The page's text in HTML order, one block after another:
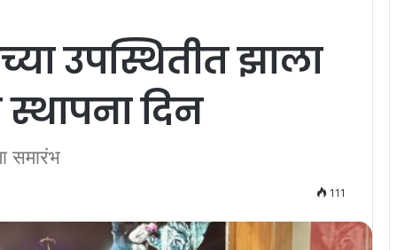
उपस्थितीत झाला
दिन
समारंभ
111